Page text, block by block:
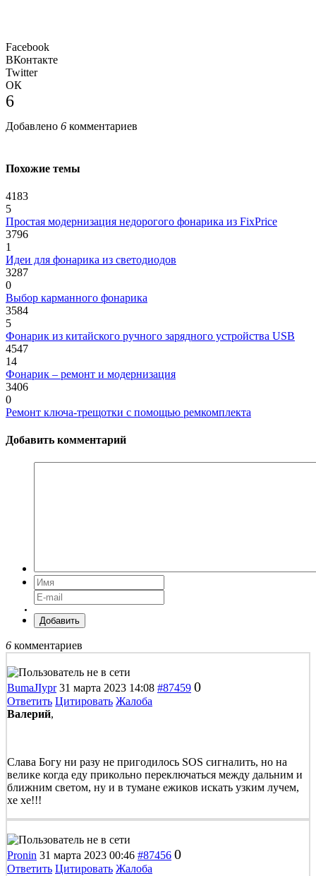
Facebook
ВКонтакте
Twitter
ОК
6
Добавлено 6 комментариев
Похожие темы
4183
5
Простая модернизация недорогого фонарика из FixPrice
3796
1
Идеи для фонарика из светодиодов
3287
0
Выбор карманного фонарика
3584
5
Фонарик из китайского ручного зарядного устройства USB
4547
14
Фонарик – ремонт и модернизация
3406
0
Ремонт ключа-трещотки с помощью ремкомплекта
Добавить комментарий
Добавить
6 комментариев
BumaJIypr 31 марта 2023 14:08 #87459 0
Ответить Цитировать Жалоба
Валерий,
Слава Богу ни разу не пригодилось SOS сигналить, но на
велике когда еду прикольно переключаться между дальним и
ближним светом, ну и в тумане ежиков искать узким лучем,
хе хе!!!
Pronin 31 марта 2023 00:46 #87456 0
Ответить Цитировать Жалоба